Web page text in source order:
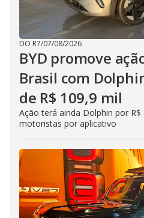
DO R7/07/08/2026
BYD promove
Brasil com
de R$ 109,9 mil
Ação terá ainda Dolphin por
motoristas por aplicativo